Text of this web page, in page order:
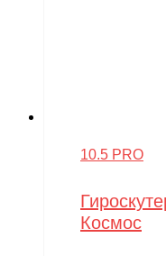
10.5 PRO
Космос